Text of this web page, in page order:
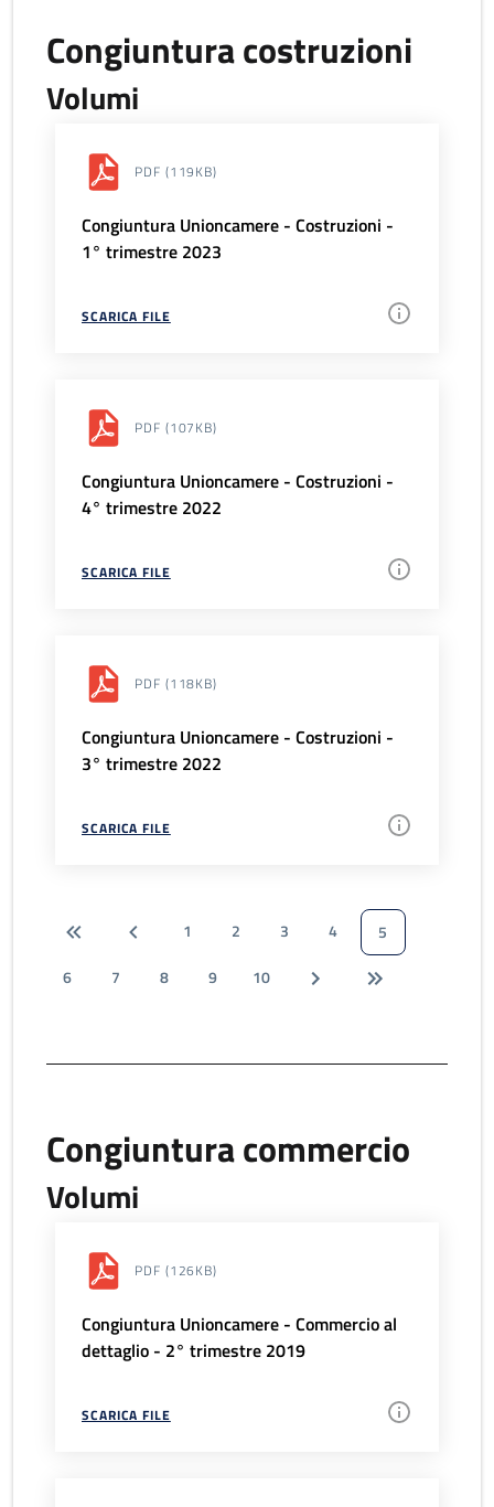
Congiuntura costruzioni
Volumi
PDF (119KB)
Congiuntura Unioncamere - Costruzioni -
1° trimestre 2023
SCARICA FILE
PDF (107KB)
Congiuntura Unioncamere - Costruzioni -
4° trimestre 2022
SCARICA FILE
PDF (118KB)
Congiuntura Unioncamere - Costruzioni -
3° trimestre 2022
SCARICA FILE
1 2 3 4
5
6
7 8 9 10
Congiuntura commercio
Volumi
PDF (126KB)
Congiuntura Unioncamere - Commercio al
dettaglio - 2° trimestre 2019
SCARICA FILE